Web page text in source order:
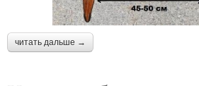
читать дальше →